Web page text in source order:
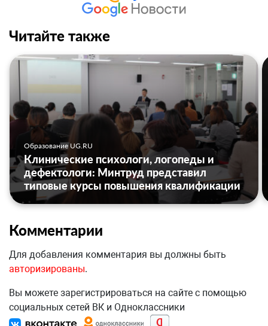
Читайте также
Образование UG.RU
Клинические психологи, логопеды и
дефектологи: Минтруд представил
типовые курсы повышения квалификации
Комментарии
Для добавления комментария вы должны быть
авторизированы.
Вы можете зарегистрироваться на сайте с помощью
социальных сетей ВК и Одноклассники